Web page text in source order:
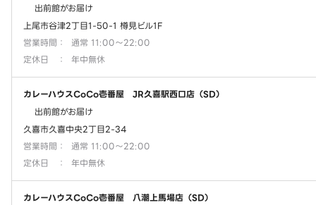
出前館がお届け
上尾市谷津2丁目1-50-1 樽見ビル1F
営業時間 ：
通常 11:00～22:00
定休日
： 年中無休
カレーハウスCoCo壱番屋 JR久喜駅西口店（SD）
出前館がお届け
久喜市久喜中央2丁目2-34
営業時間 ：
通常 11:00～22:00
定休日
： 年中無休
カレーハウスCoCo壱番屋 八潮上馬場店（SD）